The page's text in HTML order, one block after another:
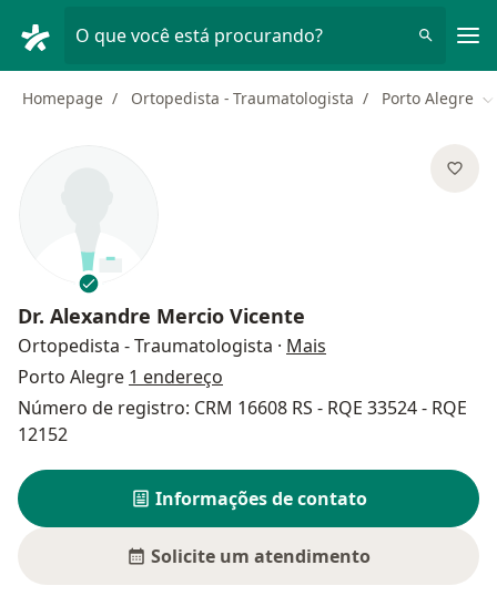
O que você está procurando?
Homepage Ortopedista - Traumatologista Porto Alegre
Dr. Alexandre Mercio Vicente
Ortopedista - Traumatologista · Mais
Porto Alegre 1 endereço
Número de registro: CRM 16608 RS - RQE 33524 - RQE
12152
Informações de contato
Solicite um atendimento